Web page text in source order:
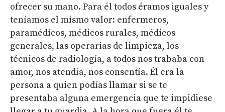
ofrecer su mano. Para él todos éramos iguales y
teníamos el mismo valor: enfermeros,
paramédicos, médicos rurales, médicos
generales, las operarias de limpieza, los
técnicos de radiología, a todos nos trababa con
amor, nos atendía, nos consentía. Él era la
persona a quien podías llamar si se te
presentaba alguna emergencia que te impidiese